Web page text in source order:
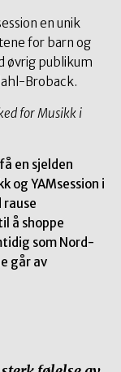
en unik
for barn og
øvrig publikum
Broback.
for Musikk i
en sjelden
og YAMsession i
å shoppe
som Nord-
går av